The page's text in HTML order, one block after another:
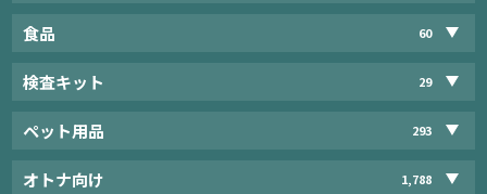
食品 60
検査キット 29
ペット用品 293
オトナ向け 1,788